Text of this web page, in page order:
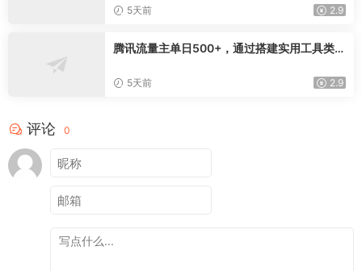
交完整获客链路
5天前 2.9
腾讯流量主单日500+，通过搭建实用工具类小
5天前 2.9
评论 0